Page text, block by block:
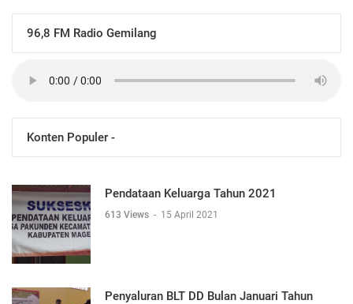
96,8 FM Radio Gemilang
Konten Populer -
Pendataan Keluarga Tahun 2021
613 Views - 15 April 2021
Penyaluran BLT DD Bulan Januari Tahun